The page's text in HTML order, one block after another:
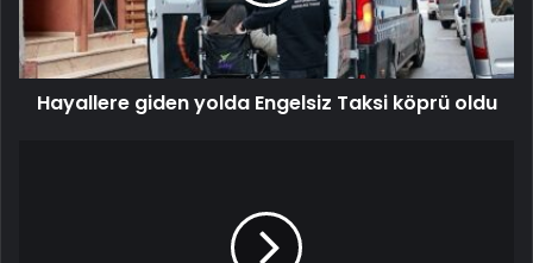
Hayallere giden yolda Engelsiz Taksi köprü oldu